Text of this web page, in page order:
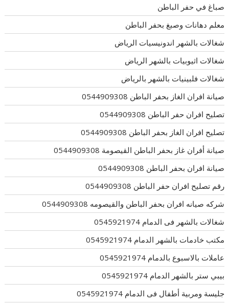
صباغ في حفر الباطن
معلم دهانات وصبغ بحفر الباطن
شغالات بالشهر اندونيسيات الرياض
شغالات اثيوبيات بالشهر الرياض
شغالات فلبينيات بالشهر بالرياض
صيانة افران الغاز بحفر الباطن 0544909308
تصليح افران حفر الباطن 0544909308
تصليح افران الغاز بحفر الباطن 0544909308
صيانة أفران غاز بحفر الباطن القيصومة 0544909308
صيانة افران بحفر الباطن 0544909308
رقم تصليح افران حفر الباطن 0544909308
شركه صيانه افران بحفر الباطن والقيصومه 0544909308
شغالات بالشهر فى الدمام 0545921974
مكتب خادمات بالشهر الدمام 0545921974
عاملات بالاسبوع بالدمام 0545921974
بيبي ستر بالشهر الدمام 0545921974
جليسة ومربية أطفال فى الدمام 0545921974